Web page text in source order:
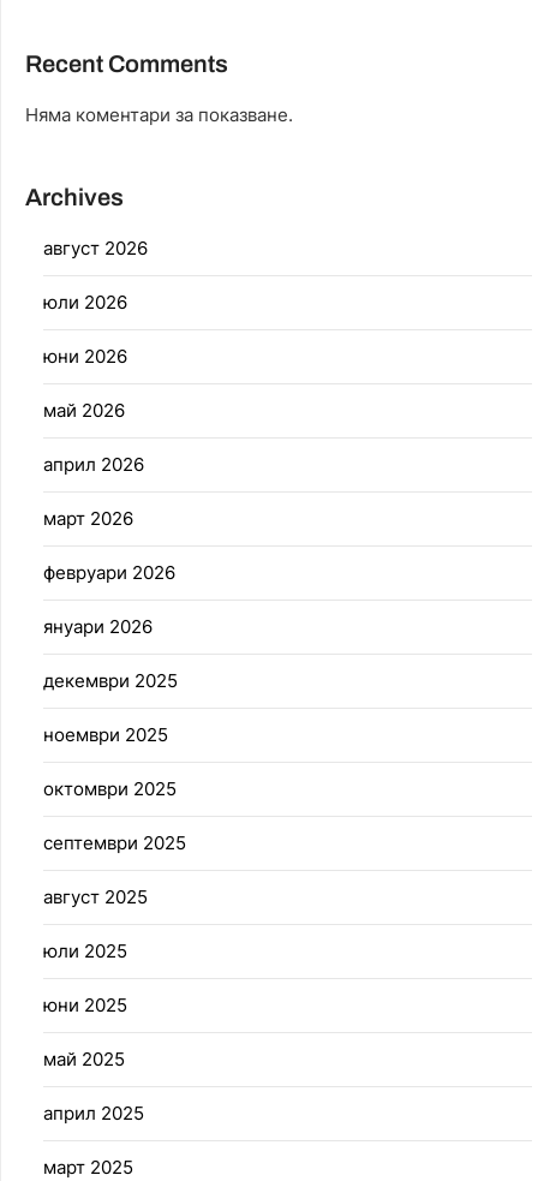
Recent Comments
Няма коментари за показване.
Archives
август 2026
юли 2026
юни 2026
май 2026
април 2026
март 2026
февруари 2026
януари 2026
декември 2025
ноември 2025
октомври 2025
септември 2025
август 2025
юли 2025
юни 2025
май 2025
април 2025
март 2025